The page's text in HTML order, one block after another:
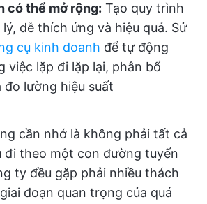
có thể mở rộng: Tạo quy trình
dễ thích ứng và hiệu quả. Sử
cụ kinh doanh để tự động
việc lặp đi lặp lại, phân bổ
đo lường hiệu suất
cần nhớ là không phải tất cả
đi theo một con đường tuyến
ty đều gặp phải nhiều thách
đoạn quan trọng của quá